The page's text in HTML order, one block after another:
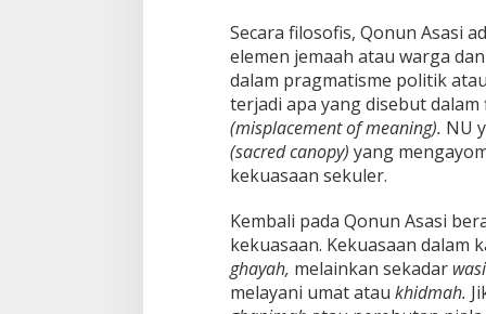
Secara filosofis, Qonun Asasi
elemen jemaah atau warga dan
dalam pragmatisme politik
terjadi apa yang disebut
(misplacement of meaning). NU
(sacred canopy) yang
kekuasaan sekuler.
Kembali pada Qonun Asasi
kekuasaan. Kekuasaan dalam
ghayah, melainkan sekadar
melayani umat atau khidmah.